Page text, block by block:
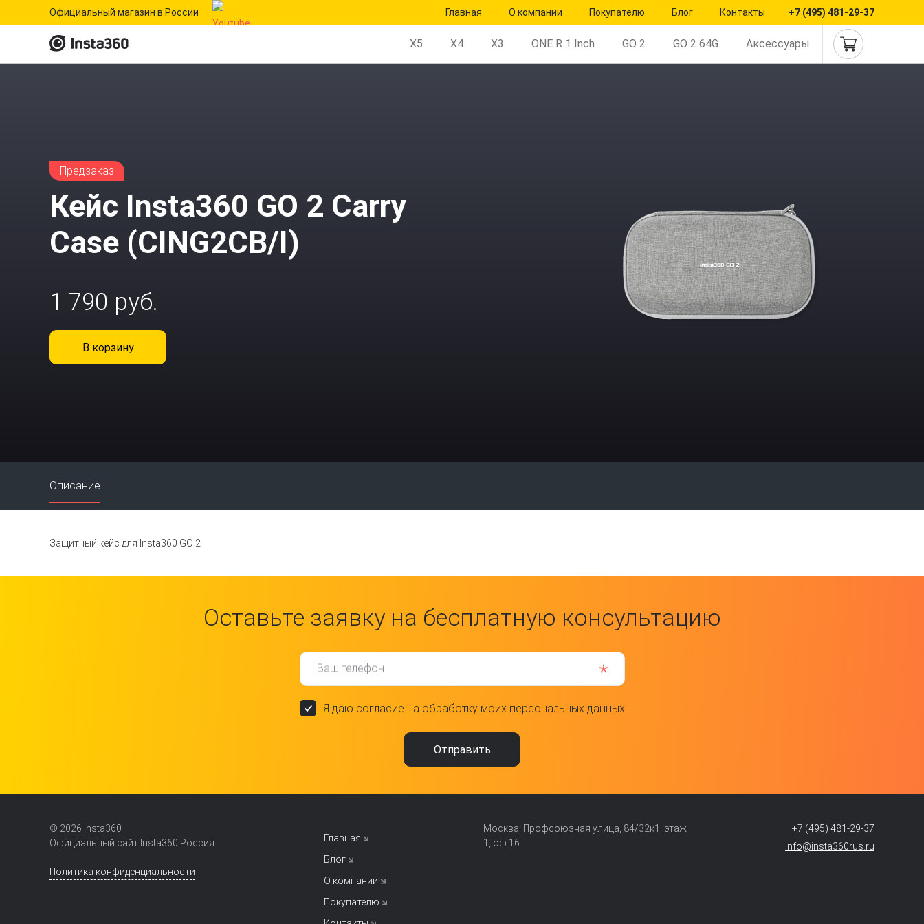
Официальный магазин в России Главная О компании Покупателю Блог Контакты +7 (495) 481-29-37
X5 X4 X3 ONE R 1 Inch GO 2 GO 2 64G Аксессуары
Предзаказ
Кейс Insta360 GO 2 Carry
Case (CING2CB/I)
1 790 руб.
В корзину
Описание
Защитный кейс для Insta360 GO 2
Оставьте заявку на бесплатную консультацию
Ваш телефон
Я даю согласие на обработку моих персональных данных
© 2026 Insta360
Официальный сайт Insta360 Россия
Политика конфиденциальности
Главная
Блог
О компании
Покупателю
Москва, Профсоюзная улица, 84/32к1, этаж
1, оф.16
+7 (495) 481-29-37
info@insta360rus.ru